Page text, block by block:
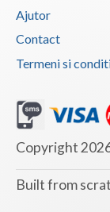
Ajutor
Contact
Termeni si
Copyright
Built from